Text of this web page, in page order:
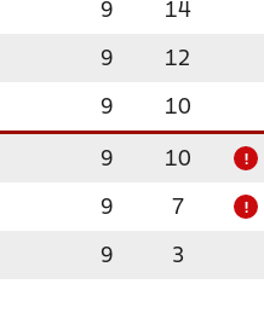
9 14
9 12
9 10
9 10 !
9 7 !
9 3